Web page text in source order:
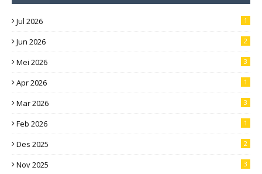
Jul 2026 1
Jun 2026 2
Mei 2026 3
Apr 2026 1
Mar 2026 3
Feb 2026 1
Des 2025 2
Nov 2025 3